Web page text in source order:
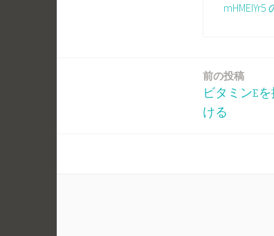
前の投稿
ビタミンE
ける